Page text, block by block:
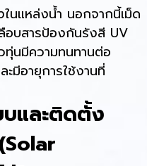
นแหล่งน้ำ นอกจากนี้เม็ด
อบสารป้องกันรังสี UV
นมีความทนทานต่อ
มีอายุการใช้งานที่
บและติดตั้ง